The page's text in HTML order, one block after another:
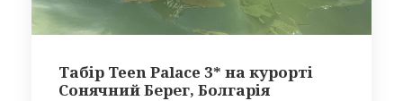
Табір Teen Palace 3* на курорті
Сонячний Берег, Болгарія